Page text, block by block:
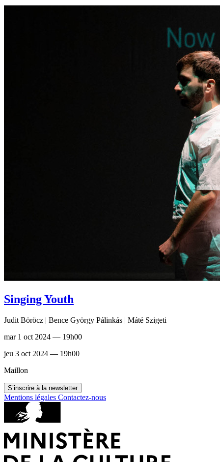
Singing Youth
Judit Böröcz | Bence György Pálinkás | Máté Szigeti
mar 1 oct 2024 — 19h00
jeu 3 oct 2024 — 19h00
Maillon
S’inscrire à la newsletter
Mentions légales Contactez-nous